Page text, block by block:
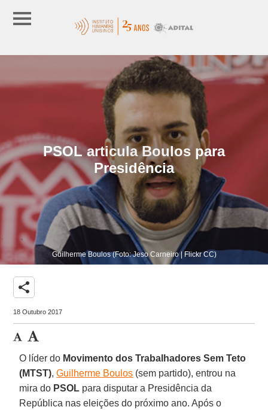
PSOL articula Boulos para
Presidência
Guilherme Boulos (Foto: Jeso Carneiro | Flickr CC)
share
18 Outubro 2017
O líder do Movimento dos Trabalhadores Sem Teto
(MTST),Guilherme Boulos (sem partido), entrou na
mira do PSOL para disputar a Presidência da
República nas eleições do próximo ano. Após o